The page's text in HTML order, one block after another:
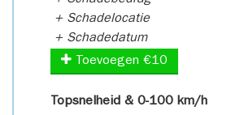
+ Schadelocatie
+ Schadedatum
Toevoegen €10
Topsnelheid & 0-100 km/h